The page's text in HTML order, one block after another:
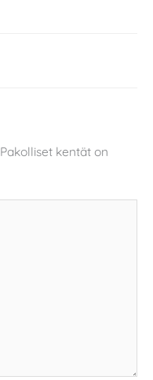
Pakolliset kentät on